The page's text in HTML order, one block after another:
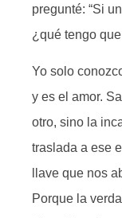
pregunté: “Si
¿qué tengo
Yo solo
y es el amor.
otro, sino la
traslada a ese
llave que nos
Porque la